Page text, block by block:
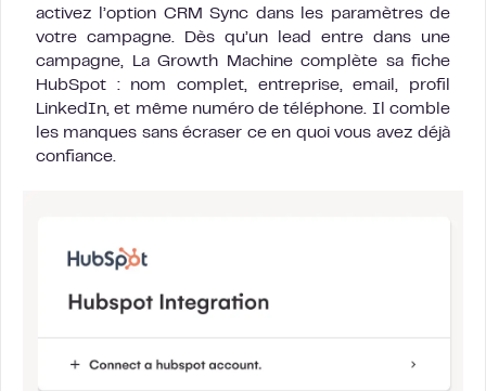
activez l’option CRM Sync dans les paramètres de
votre campagne. Dès qu’un lead entre dans une
campagne, La Growth Machine complète sa fiche
HubSpot : nom complet, entreprise, email, profil
LinkedIn, et même numéro de téléphone. Il comble
les manques sans écraser ce en quoi vous avez déjà
confiance.